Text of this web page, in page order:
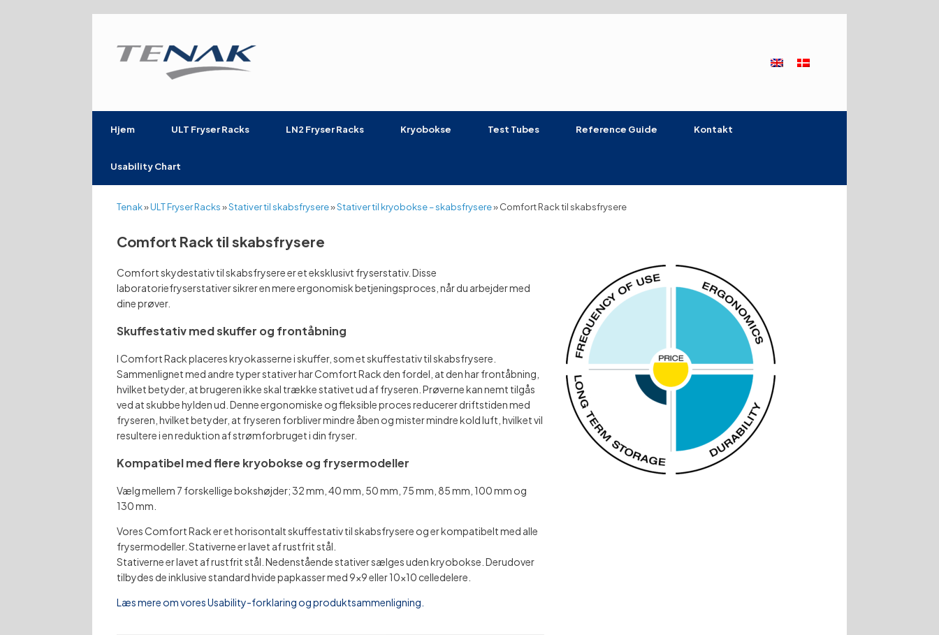
indhold
Hjem ULT Fryser Racks LN2 Fryser Racks Kryobokse Test Tubes Reference Guide Kontakt
Usability Chart
Tenak»ULT Fryser Racks»Stativer til skabsfrysere»Stativer til kryobokse – skabsfrysere»Comfort Rack til skabsfrysere
Comfort Rack til skabsfrysere
Comfort skydestativ til skabsfrysere er et eksklusivt fryserstativ. Disse
laboratoriefryserstativer sikrer en mere ergonomisk betjeningsproces, når du arbejder med
dine prøver.
Skuffestativ med skuffer og frontåbning
I Comfort Rack placeres kryokasserne i skuffer, som et skuffestativ til skabsfrysere.
Sammenlignet med andre typer stativer har Comfort Rack den fordel, at den har frontåbning,
hvilket betyder, at brugeren ikke skal trække stativet ud af fryseren. Prøverne kan nemt tilgås
ved at skubbe hylden ud. Denne ergonomiske og fleksible proces reducerer driftstiden med
fryseren, hvilket betyder, at fryseren forbliver mindre åben og mister mindre kold luft, hvilket vil
resultere i en reduktion af strømforbruget i din fryser.
Kompatibel med flere kryobokse og frysermodeller
Vælg mellem 7 forskellige bokshøjder; 32 mm, 40 mm, 50 mm, 75 mm, 85 mm, 100 mm og
130 mm.
Vores Comfort Rack er et horisontalt skuffestativ til skabsfrysere og er kompatibelt med alle
frysermodeller. Stativerne er lavet af rustfrit stål.
Stativerne er lavet af rustfrit stål. Nedenstående stativer sælges uden kryobokse. Derudover
tilbydes de inklusive standard hvide papkasser med 9×9 eller 10×10 celledelere.
Læs mere om vores Usability-forklaring og produktsammenligning.